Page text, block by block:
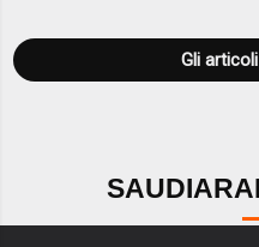
Gli